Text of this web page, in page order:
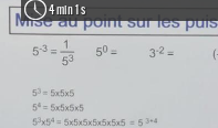
4 min 1 s